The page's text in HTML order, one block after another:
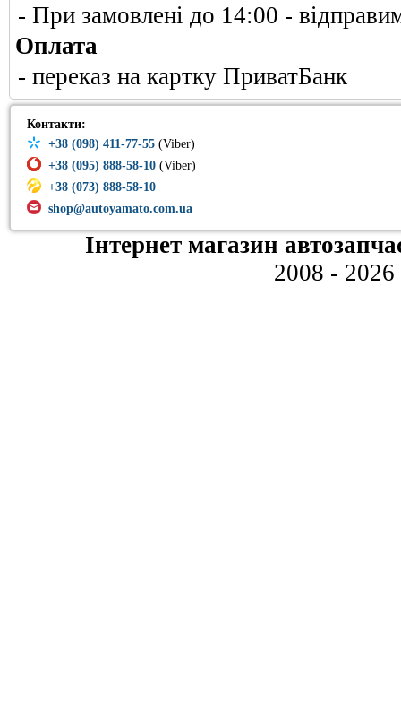
- При замовлені до 14:00 -
Оплата
- переказ на картку ПриватБанк
Контакти:
+38 (098) 411-77-55 (Viber)
+38 (095) 888-58-10 (Viber)
+38 (073) 888-58-10
shop@autoyamato.com.ua
Інтернет магазин
2008 - 2026